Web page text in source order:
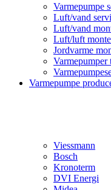
Varmepumpe
Luft/vand
Luft/vand
Luft/luft
Jordvarme
Varmepumper
Varmepumpe
Viessmann
Bosch
Kronoterm
DVI Energi